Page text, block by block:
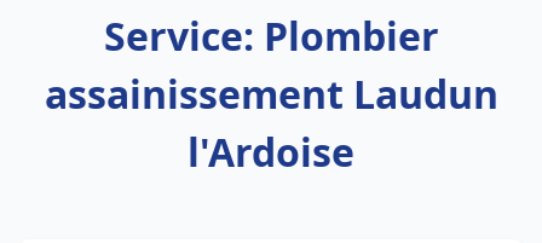
Service: Plombier
assainissement Laudun
l'Ardoise